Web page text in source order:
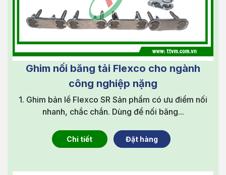
Ghim nối băng tải Flexco cho ngành
công nghiệp nặng
1. Ghim bản lề Flexco SR Sản phẩm có ưu điểm nối
nhanh, chắc chắn. Dùng để nối băng...
Chi tiết Đặt hàng